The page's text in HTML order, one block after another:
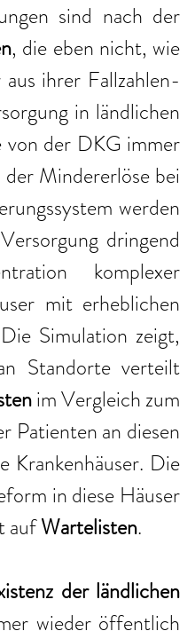
sind nach der
, die eben nicht, wie
ihrer Fallzahlen-
in ländlichen
von der DKG immer
Mindererlöse bei
werden
dringend
komplexer
mit erheblichen
Simulation zeigt,
Standorte verteilt
im Vergleich zum
Patienten an diesen
Krankenhäuser. Die
in diese Häuser
auf Wartelisten.
der ländlichen
wieder öffentlich